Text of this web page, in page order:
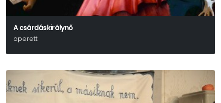
A csárdáskirálynő
operett